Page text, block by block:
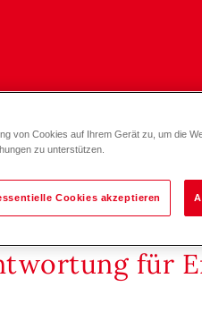
ohne MBus DN15 G¾″- DN40
für
von Cookies auf Ihrem Gerät zu, um die
zu unterstützen.
Cookies akzeptieren